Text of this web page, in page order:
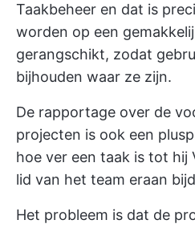
Taakbeheer en dat is
worden op een
gerangschikt, zodat
bijhouden waar ze zijn.
De rapportage over de
projecten is ook een
hoe ver een taak is tot hij
lid van het team eraan
Het probleem is dat de